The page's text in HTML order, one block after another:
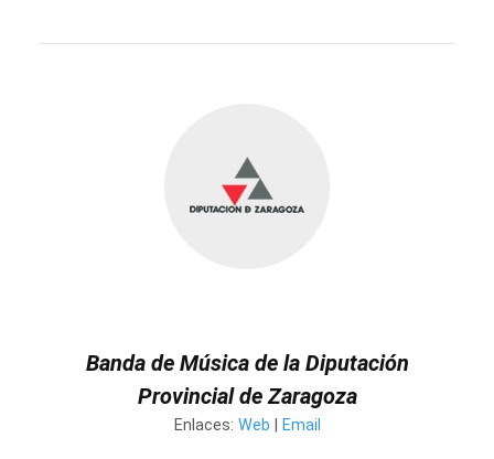
Banda de Música de la Diputación
Provincial de Zaragoza
Enlaces: Web Email